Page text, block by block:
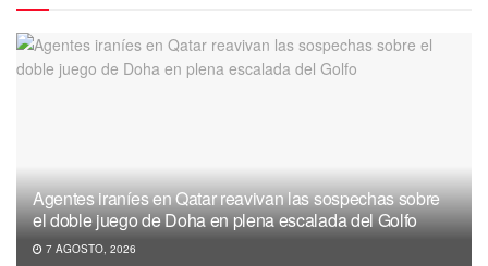
Agentes iraníes en Qatar reavivan las sospechas sobre
el doble juego de Doha en plena escalada del Golfo
7 AGOSTO, 2026